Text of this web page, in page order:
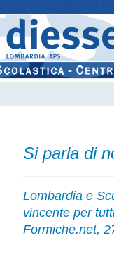
Si parla di
Lombardia e
vincente per
Formiche.net,